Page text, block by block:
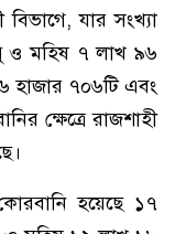
বিভাগে, যার সংখ্যা
ও মহিষ ৭ লাখ ৯৬
হাজার ৭০৬টি এবং
ক্ষেত্রে রাজশাহী
হয়েছে ১৭